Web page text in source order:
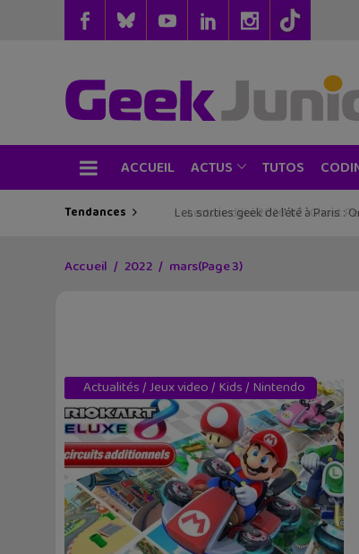
ACCUEIL ACTUS TUTOS
Tendances Les sorties geek de l’été à Paris :
Accueil 2022 mars(Page 3)
Actualités/Jeux video/ Kids/ Nintendo